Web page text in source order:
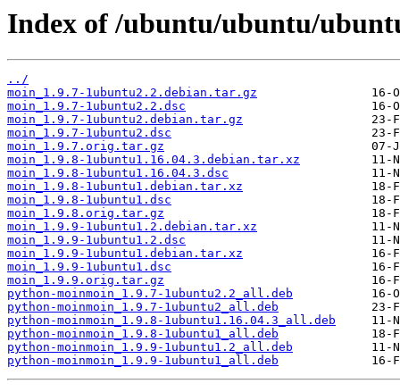
Index of /ubuntu/ubuntu/
../
moin_1.9.7-1ubuntu2.2.debian.tar.gz
moin_1.9.7-1ubuntu2.2.dsc
moin_1.9.7-1ubuntu2.debian.tar.gz
moin_1.9.7-1ubuntu2.dsc
moin_1.9.7.orig.tar.gz
moin_1.9.8-1ubuntu1.16.04.3.debian.tar.xz
moin_1.9.8-1ubuntu1.16.04.3.dsc
moin_1.9.8-1ubuntu1.debian.tar.xz
moin_1.9.8-1ubuntu1.dsc
moin_1.9.8.orig.tar.gz
moin_1.9.9-1ubuntu1.2.debian.tar.xz
moin_1.9.9-1ubuntu1.2.dsc
moin_1.9.9-1ubuntu1.debian.tar.xz
moin_1.9.9-1ubuntu1.dsc
moin_1.9.9.orig.tar.gz
python-moinmoin_1.9.7-1ubuntu2.2_all.deb
python-moinmoin_1.9.7-1ubuntu2_all.deb
python-moinmoin_1.9.8-1ubuntu1.16.04.3_all.deb
python-moinmoin_1.9.8-1ubuntu1_all.deb
python-moinmoin_1.9.9-1ubuntu1.2_all.deb
python-moinmoin_1.9.9-1ubuntu1_all.deb